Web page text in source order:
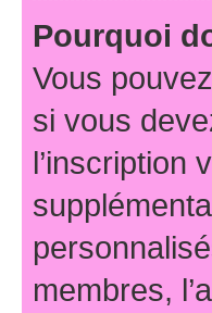
Pourquoi
Vous
si vous
l’inscription
membres,